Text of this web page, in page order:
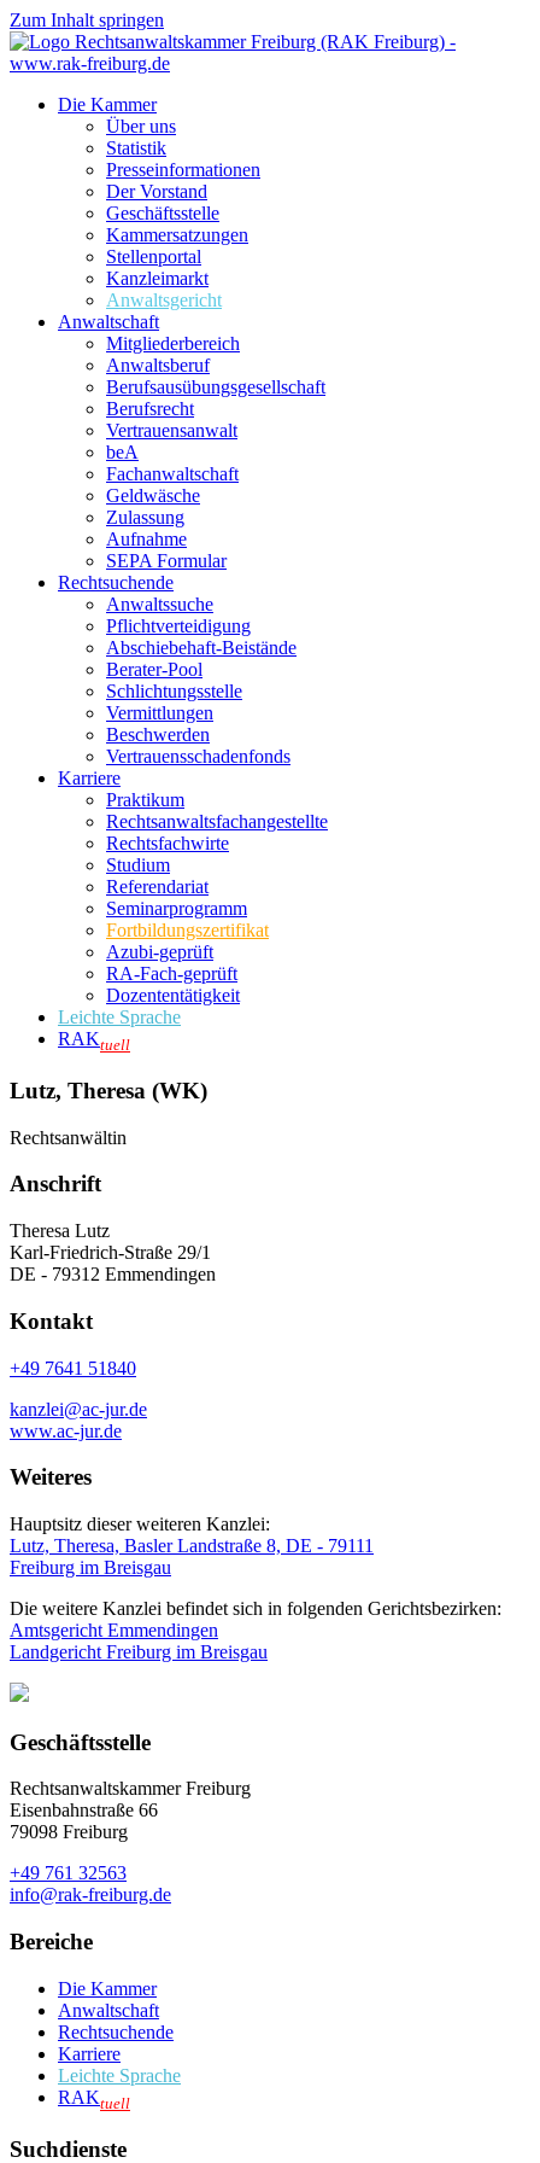
Zum Inhalt springen
Die Kammer
Über uns
Statistik
Presseinformationen
Der Vorstand
Geschäftsstelle
Kammersatzungen
Stellenportal
Kanzleimarkt
Anwaltsgericht
Anwaltschaft
Mitgliederbereich
Anwaltsberuf
Berufsausübungs­gesellschaft
Berufsrecht
Vertrauensanwalt
beA
Fachanwaltschaft
Geldwäsche
Zulassung
Aufnahme
SEPA Formular
Rechtsuchende
Anwaltssuche
Pflichtverteidigung
Abschiebehaft-Beistände
Berater-Pool
Schlichtungsstelle
Vermittlungen
Beschwerden
Vertrauensschadenfonds
Karriere
Praktikum
Rechtsanwalts­fachangestellte
Rechtsfachwirte
Studium
Referendariat
Seminarprogramm
Fortbildungszertifikat
Azubi-geprüft
RA-Fach-geprüft
Dozententätigkeit
Leichte Sprache
RAKtuell
Lutz, Theresa (WK)
Rechtsanwältin
Anschrift
Theresa Lutz
Karl-Friedrich-Straße 29/1
DE - 79312 Emmendingen
Kontakt
+49 7641 51840
kanzlei@ac-jur.de
www.ac-jur.de
Weiteres
Hauptsitz dieser weiteren Kanzlei:
Lutz, Theresa, Basler Landstraße 8, DE - 79111
Freiburg im Breisgau
Die weitere Kanzlei befindet sich in folgenden Gerichtsbezirken:
Amtsgericht Emmendingen
Landgericht Freiburg im Breisgau
Geschäftsstelle
Rechtsanwaltskammer Freiburg
Eisenbahnstraße 66
79098 Freiburg
+49 761 32563
info@rak-freiburg.de
Bereiche
Die Kammer
Anwaltschaft
Rechtsuchende
Karriere
Leichte Sprache
RAKtuell
Suchdienste